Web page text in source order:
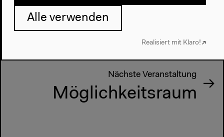
Documentaries from
Elsewhere
Nächste Veranstaltung
Möglichkeitsraum
Alle verwenden
Realisiert mit Klaro!